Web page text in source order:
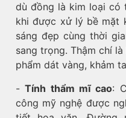
dù đồng là kim loại có
khi được xử lý bề mặt
sáng đẹp cùng thời
sang trọng. Thậm chí
phẩm dát vàng, khảm
-Tính thẩm mĩ cao:
công mỹ nghệ được